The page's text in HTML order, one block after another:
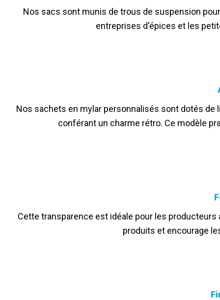
Nos sacs sont munis de trous de suspension
entreprises d'épices et les
Nos sachets en mylar personnalisés sont dotés
conférant un charme rétro. Ce modèle
Cette transparence est idéale pour les
produits et encourage